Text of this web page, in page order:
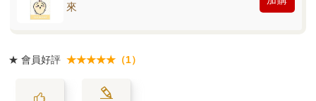
來
★ 會員好評 ★★★★★（1）